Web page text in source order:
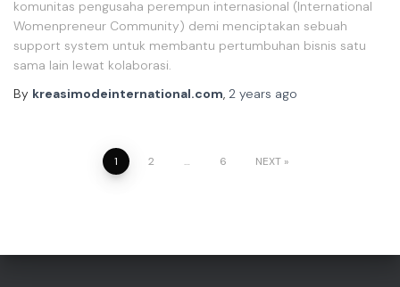
komunitas pengusaha perempun internasional (International
Womenpreneur Community) demi menciptakan sebuah
support system untuk membantu pertumbuhan bisnis satu
sama lain lewat kolaborasi.
By kreasimodeinternational.com 2 years ago
1 2 … 6 NEXT